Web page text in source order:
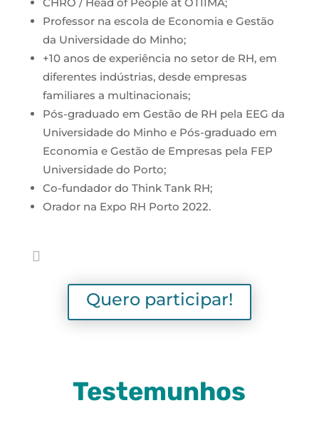
Professor na escola de Economia e Gestão
da Universidade do Minho;
+10 anos de experiência no setor de RH, em
diferentes indústrias, desde empresas
familiares a multinacionais;
Pós-graduado em Gestão de RH pela EEG da
Universidade do Minho e Pós-graduado em
Economia e Gestão de Empresas pela FEP
Universidade do Porto;
Co-fundador do Think Tank RH;
Orador na Expo RH Porto 2022.
Quero participar!
Testemunhos